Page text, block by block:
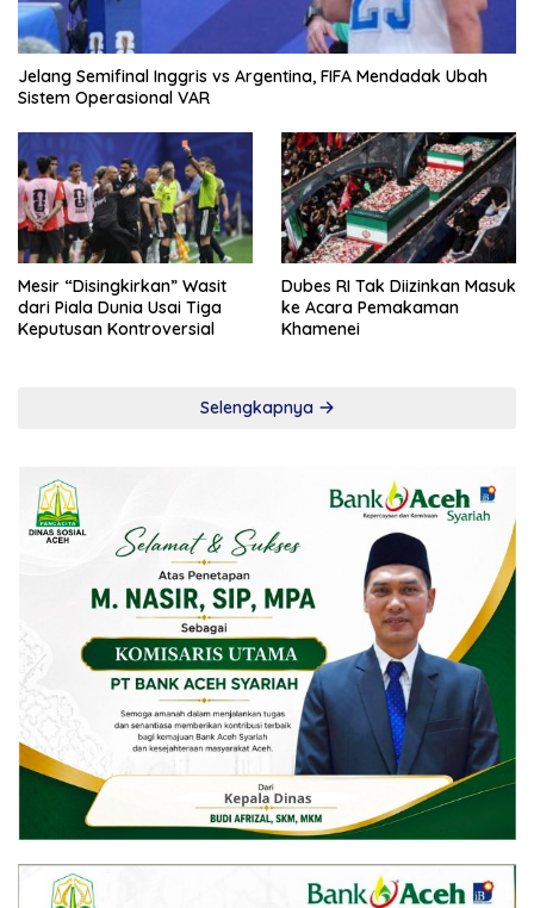
Jelang Semifinal Inggris vs Argentina, FIFA Mendadak Ubah
Sistem Operasional VAR
Mesir “Disingkirkan” Wasit
dari Piala Dunia Usai Tiga
Keputusan Kontroversial
Dubes RI Tak Diizinkan Masuk
ke Acara Pemakaman
Khamenei
Selengkapnya